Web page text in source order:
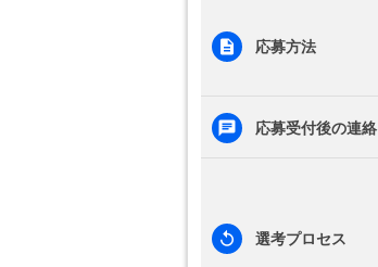
応募方法
応募受付後の連絡
選考プロセス